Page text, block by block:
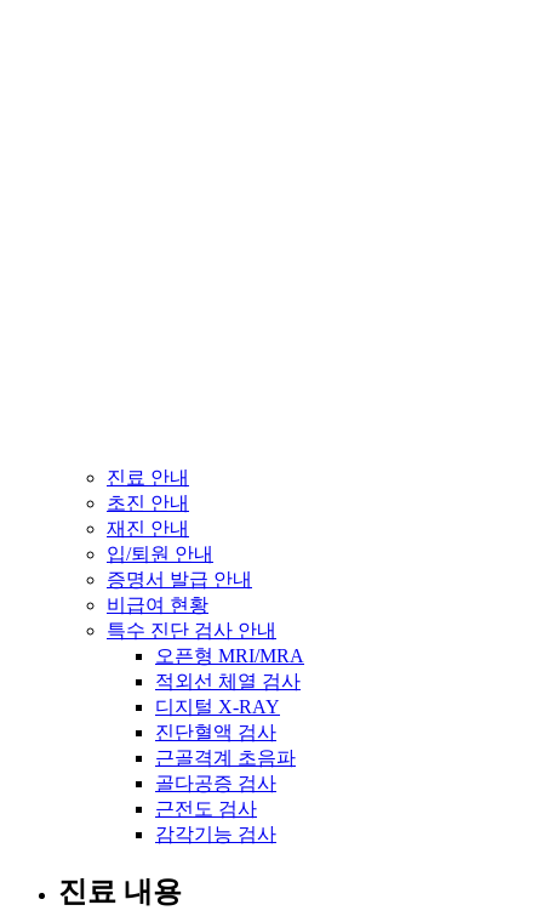
진료 안내
초진 안내
재진 안내
입/퇴원 안내
증명서 발급 안내
비급여 현황
특수 진단 검사 안내
오픈형 MRI/MRA
적외선 체열 검사
디지털 X-RAY
진단혈액 검사
근골격계 초음파
골다공증 검사
근전도 검사
감각기능 검사
진료 내용